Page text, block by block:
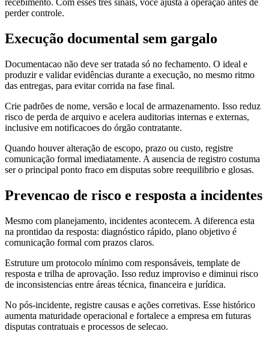
recebimento. Com esses tres sinais, você ajusta a operação antes de
perder controle.
Execução documental sem gargalo
Documentacao não deve ser tratada só no fechamento. O ideal e
produzir e validar evidências durante a execução, no mesmo ritmo
das entregas, para evitar corrida na fase final.
Crie padrões de nome, versão e local de armazenamento. Isso reduz
risco de perda de arquivo e acelera auditorias internas e externas,
inclusive em notificacoes do órgão contratante.
Quando houver alteração de escopo, prazo ou custo, registre
comunicação formal imediatamente. A ausencia de registro costuma
ser o principal ponto fraco em disputas sobre reequilibrio e glosas.
Prevencao de risco e resposta a incidentes
Mesmo com planejamento, incidentes acontecem. A diferenca esta
na prontidao da resposta: diagnóstico rápido, plano objetivo é
comunicação formal com prazos claros.
Estruture um protocolo mínimo com responsáveis, template de
resposta e trilha de aprovação. Isso reduz improviso e diminui risco
de inconsistencias entre áreas técnica, financeira e jurídica.
No pós-incidente, registre causas e ações corretivas. Esse histórico
aumenta maturidade operacional e fortalece a empresa em futuras
disputas contratuais e processos de selecao.